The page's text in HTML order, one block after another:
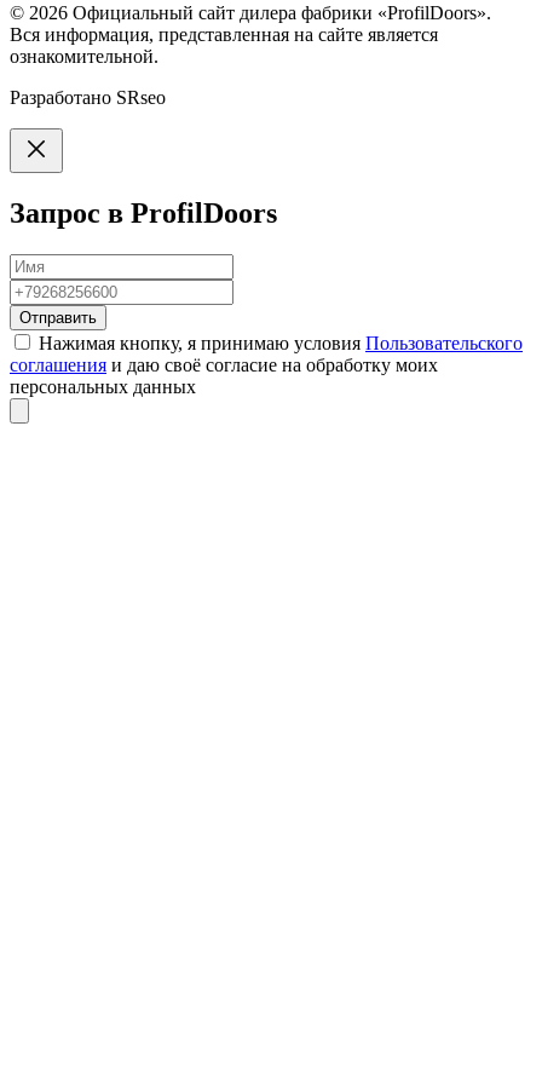
© 2026 Официальный сайт дилера фабрики «ProfilDoors».
Вся информация, представленная на сайте является
ознакомительной.
Разработано SRseo
Запрос в ProfilDoors
Отправить
Нажимая кнопку, я принимаю условия Пользовательского
соглашения и даю своё согласие на обработку моих
персональных данных